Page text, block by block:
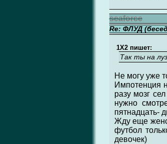
seaforce
Re: ФЛУД
1X2 пишет:
Так ты на
Не могу уже
Импотенция
разу мозг
нужно
пятнадцать-
Жду еще
футбол
девочек)